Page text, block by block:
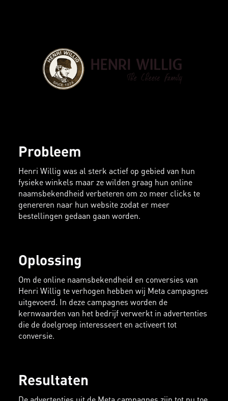
Probleem
Henri Willig was al sterk actief op gebied van hun
fysieke winkels maar ze wilden graag hun online
naamsbekendheid verbeteren om zo meer clicks te
genereren naar hun website zodat er meer
bestellingen gedaan gaan worden.
Oplossing
Om de online naamsbekendheid en conversies van
Henri Willig te verhogen hebben wij Meta campagnes
uitgevoerd. In deze campagnes worden de
kernwaarden van het bedrijf verwerkt in advertenties
die de doelgroep interesseert en activeert tot
conversie.
Resultaten